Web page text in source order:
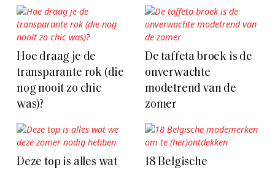
Hoe draag je de
transparante rok (die
nog nooit zo chic
was)?
De taffeta broek is de
onverwachte
modetrend van de
zomer
Deze top is alles wat
18 Belgische